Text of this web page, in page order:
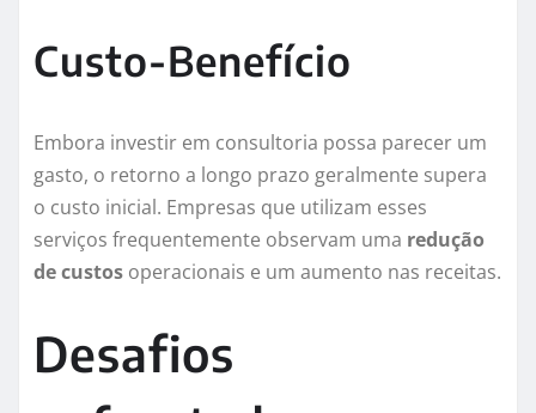
Custo-Benefício
Embora investir em consultoria possa parecer um
gasto, o retorno a longo prazo geralmente supera
o custo inicial. Empresas que utilizam esses
serviços frequentemente observam uma redução
de custos operacionais e um aumento nas receitas.
Desafios